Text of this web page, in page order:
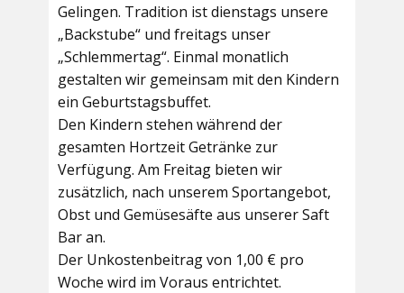
Gelingen. Tradition ist dienstags unsere
„Backstube“ und freitags unser
„Schlemmertag“. Einmal monatlich
gestalten wir gemeinsam mit den Kindern
ein Geburtstagsbuffet.
Den Kindern stehen während der
gesamten Hortzeit Getränke zur
Verfügung. Am Freitag bieten wir
zusätzlich, nach unserem Sportangebot,
Obst und Gemüsesäfte aus unserer Saft
Bar an.
Der Unkostenbeitrag von 1,00 € pro
Woche wird im Voraus entrichtet.